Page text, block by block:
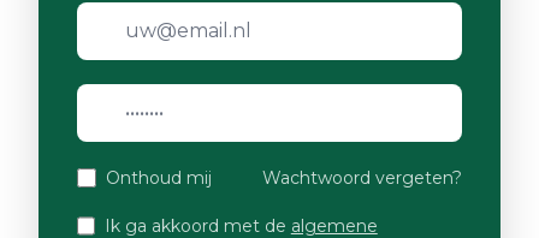
Onthoud mij Wachtwoord vergeten?
Ik ga akkoord met de algemene